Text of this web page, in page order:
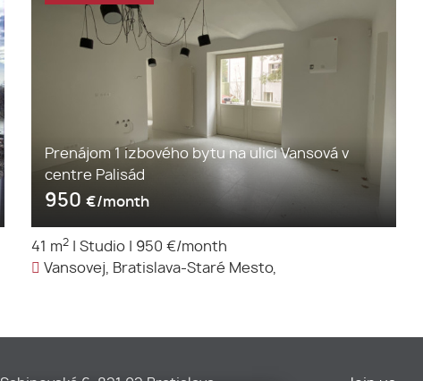
Prenájom 1 izbového bytu na ulici Vansová v
centre Palisád
950 €/month
41 m2 Studio
950 €/month
Vansovej, Bratislava-Staré Mesto,